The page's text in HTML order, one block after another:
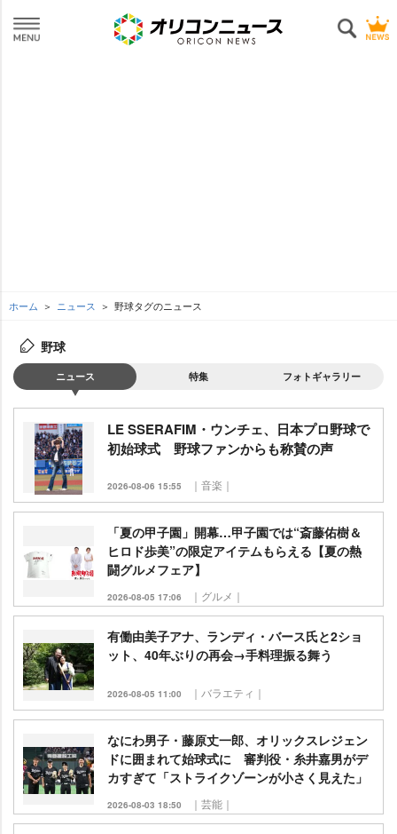
ホーム ニュース 野球タグのニュース
野球
ニュース 特集 フォトギャラリー
LE SSERAFIM・ウンチェ、日本プロ野球で
初始球式 野球ファンからも称賛の声
2026-08-06 15:55 ｜音楽｜
「夏の甲子園」開幕…甲子園では“斎藤佑樹＆
ヒロド歩美”の限定アイテムもらえる【夏の熱
闘グルメフェア】
2026-08-05 17:06 ｜グルメ｜
有働由美子アナ、ランディ・バース氏と2ショ
ット、40年ぶりの再会→手料理振る舞う
2026-08-05 11:00 ｜バラエティ｜
なにわ男子・藤原丈一郎、オリックスレジェン
ドに囲まれて始球式に 審判役・糸井嘉男がデ
カすぎて「ストライクゾーンが小さく見えた」
2026-08-03 18:50 ｜芸能｜